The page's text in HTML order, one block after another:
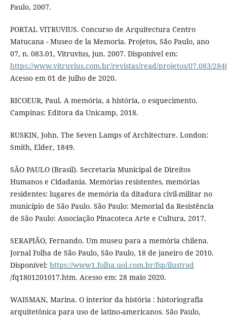
Paulo, 2007.
PORTAL VITRUVIUS. Concurso de Arquitectura Centro
Matucana - Museo de la Memoria. Projetos, São Paulo, ano
07, n. 083.01, Vitruvius, jun. 2007. Disponível em:
https://www.vitruvius.com.br/revistas/read/projetos/07.083/
Acesso em 01 de julho de 2020.
RICOEUR, Paul. A memória, a história, o esquecimento.
Campinas: Editora da Unicamp, 2018.
RUSKIN, John. The Seven Lamps of Architecture. London:
Smith, Elder, 1849.
SÃO PAULO (Brasil). Secretaria Municipal de Direitos
Humanos e Cidadania. Memórias resistentes, memórias
residentes: lugares de memória da ditadura civil-militar no
município de São Paulo. São Paulo: Memorial da Resistência
de São Paulo: Associação Pinacoteca Arte e Cultura, 2017.
SERAPIÃO, Fernando. Um museu para a memória chilena.
Jornal Folha de São Paulo, São Paulo, 18 de janeiro de 2010.
Disponível: https://www1.folha.uol.com.br/fsp/ilustrad
/fq1801201017.htm. Acesso em: 28 maio 2020.
WAISMAN, Marina. O interior da história : historiografia
arquitetônica para uso de latino-americanos. São Paulo,